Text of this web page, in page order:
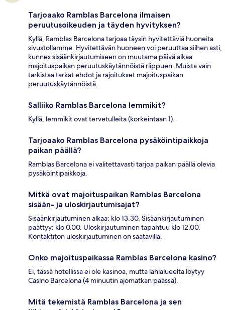
Tarjoaako Ramblas Barcelona ilmaisen
peruutusoikeuden ja täyden hyvityksen?
Kyllä, Ramblas Barcelona tarjoaa täysin hyvitettäviä huoneita
sivustollamme. Hyvitettävän huoneen voi peruuttaa siihen asti,
kunnes sisäänkirjautumiseen on muutama päivä aikaa
majoituspaikan peruutuskäytännöistä riippuen. Muista vain
tarkistaa tarkat ehdot ja rajoitukset majoituspaikan
peruutuskäytännöistä.
Salliiko Ramblas Barcelona lemmikit?
Kyllä, lemmikit ovat tervetulleita (korkeintaan 1).
Tarjoaako Ramblas Barcelona pysäköintipaikkoja
paikan päällä?
Ramblas Barcelona ei valitettavasti tarjoa paikan päällä olevia
pysäköintipaikkoja.
Mitkä ovat majoituspaikan Ramblas Barcelona
sisään- ja uloskirjautumisajat?
Sisäänkirjautuminen alkaa: klo 13.30. Sisäänkirjautuminen
päättyy: klo 0.00. Uloskirjautuminen tapahtuu klo 12.00.
Kontaktiton uloskirjautuminen on saatavilla.
Onko majoituspaikassa Ramblas Barcelona kasino?
Ei, tässä hotellissa ei ole kasinoa, mutta lähialueelta löytyy
Casino Barcelona (4 minuutin ajomatkan päässä).
Mitä tekemistä Ramblas Barcelona ja sen